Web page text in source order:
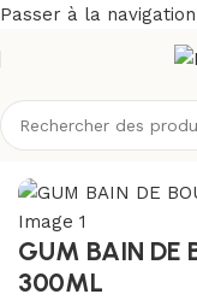
Passer à la navigation
Soins buccodentaires
GUM BAIN DE
300ML